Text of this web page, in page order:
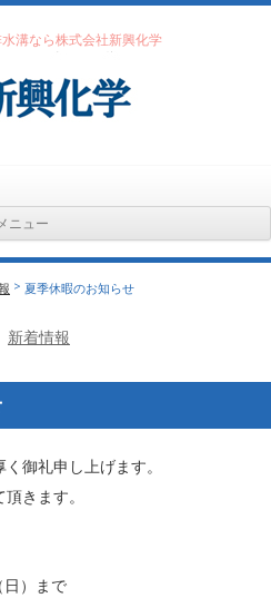
溝なら株式会社新興化学
ニュー
コンテンツへ移動
> 夏季休暇のお知らせ
新着情報
御礼申し上げます。
きます。
）まで